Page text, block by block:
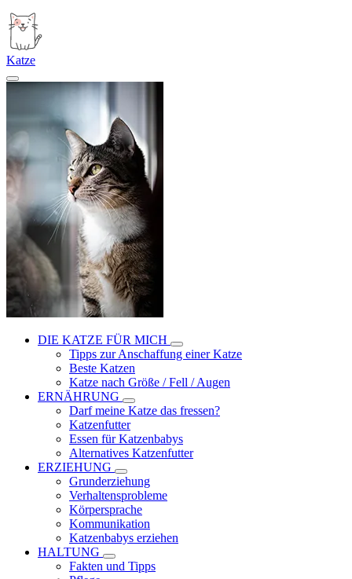
Katze
DIE KATZE FÜR MICH
Tipps zur Anschaffung einer Katze
Beste Katzen
Katze nach Größe / Fell / Augen
ERNÄHRUNG
Darf meine Katze das fressen?
Katzenfutter
Essen für Katzenbabys
Alternatives Katzenfutter
ERZIEHUNG
Grunderziehung
Verhaltensprobleme
Körpersprache
Kommunikation
Katzenbabys erziehen
HALTUNG
Fakten und Tipps